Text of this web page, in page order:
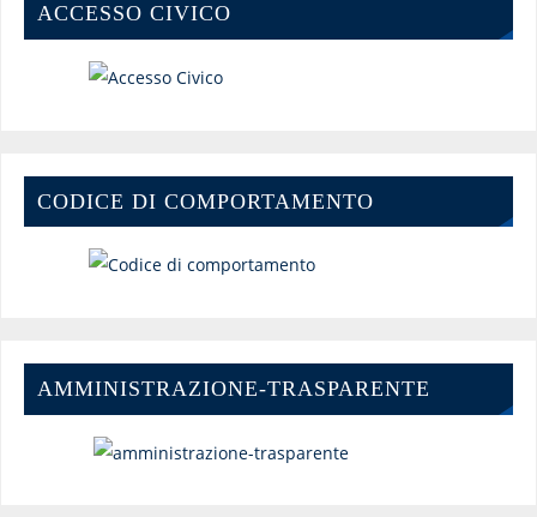
ACCESSO CIVICO
CODICE DI COMPORTAMENTO
AMMINISTRAZIONE-TRASPARENTE